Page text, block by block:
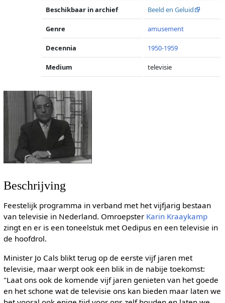
Beschikbaar in archief Beeld en Geluid
Genre amusement
Decennia 1950-1959
Medium televisie
Beschrijving
Feestelijk programma in verband met het vijfjarig bestaan
van televisie in Nederland. Omroepster Karin Kraaykamp
zingt en er is een toneelstuk met Oedipus en een televisie in
de hoofdrol.
Minister Jo Cals blikt terug op de eerste vijf jaren met
televisie, maar werpt ook een blik in de nabije toekomst:
"Laat ons ook de komende vijf jaren genieten van het goede
en het schone wat de televisie ons kan bieden maar laten we